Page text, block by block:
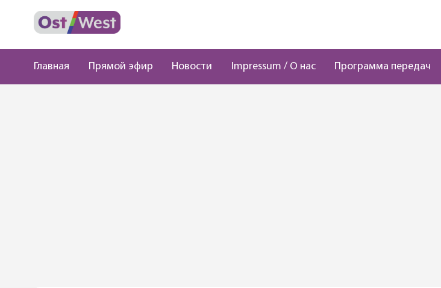
Главная Прямой эфир Новости Impressum / О нас Программа передач